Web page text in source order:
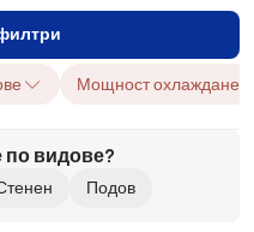
Мощност охлаждане
по видове?
Подов